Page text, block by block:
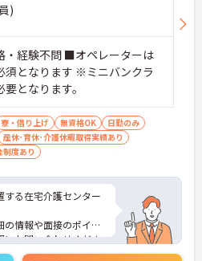
)
経験不問 ■オペレーターは
須となります ※ミニバンクラ
となります。
寮・借り上げ 無資格OK
日勤のみ
産休･育休･介護休暇取得実績あり
制度あり
する在宅介護センター
の情報や面接のポイン
にお問い合わせくださ